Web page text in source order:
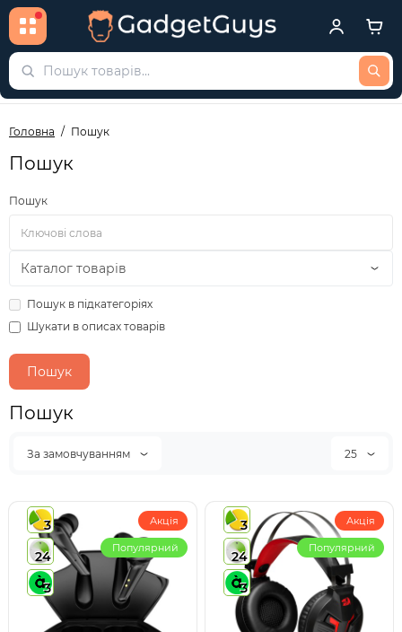
Головна Пошук
Пошук
Пошук
Пошук в підкатегоріях
Шукати в описах товарів
Пошук
За замовчуванням 25
3
24
3
Акція
Популярний
3
24
3
Акція
Популярний